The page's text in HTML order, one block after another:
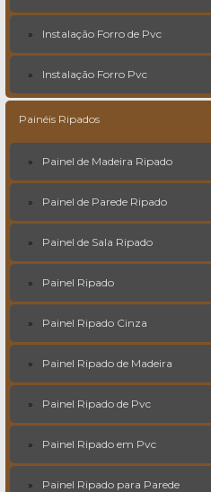
Instalação Forro de Pvc
Instalação Forro Pvc
Painéis Ripados
Painel de Madeira Ripado
Painel de Parede Ripado
Painel de Sala Ripado
Painel Ripado
Painel Ripado Cinza
Painel Ripado de Madeira
Painel Ripado de Pvc
Painel Ripado em Pvc
Painel Ripado para Parede